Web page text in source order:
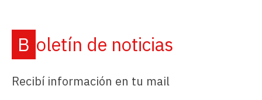
Boletín de noticias
Recibí información en tu mail